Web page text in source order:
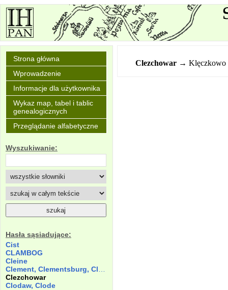
Strona główna
Wprowadzenie
Informacje dla użytkownika
Wykaz map, tabel i tablic
genealogicznych
Przeglądanie alfabetyczne
Wyszukiwanie:
Hasła sąsiadujące:
Cist
CLAMBOG
Cleine
Clezchowar
Clodaw, Clode
Clezchowar → Klęczkowo